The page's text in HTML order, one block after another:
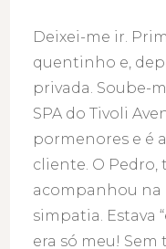
Deixei-me ir.
quentinho e,
privada. Soube-
SPA do Tivoli
pormenores e é
cliente. O Pedro,
acompanhou na
simpatia. Estava
era só meu! Sem